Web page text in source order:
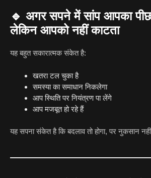
🔹 अगर सपने में सांप आपका
लेकिन आपको नहीं काटता
यह बहुत सकारात्मक संकेत है:
खतरा टल चुका है
समस्या का समाधान निकलेगा
आप स्थिति पर नियंत्रण पा लेंगे
आप मजबूत हो रहे हैं
यह सपना संकेत है कि बदलाव तो होगा, पर नुकसान नहीं